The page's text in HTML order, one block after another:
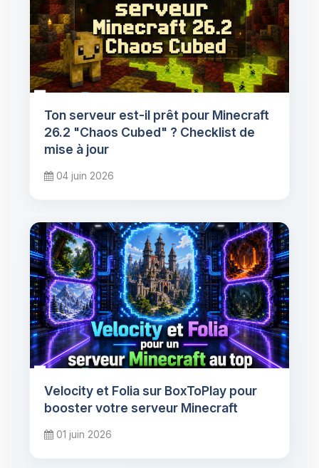
Ton serveur est-il prêt pour Minecraft
26.2 "Chaos Cubed" ? Checklist de
mise à jour
04 juin 2026
Velocity et Folia sur BoxToPlay pour
booster votre serveur Minecraft
01 juin 2026